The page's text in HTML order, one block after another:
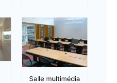
Salle multimédia